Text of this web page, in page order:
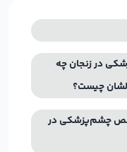
در زنجان چه
چیست؟
چشم‌پزشکی در